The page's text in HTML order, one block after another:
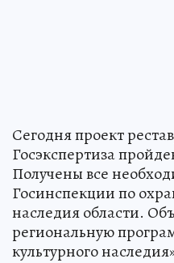
Сегодня проект
Госэкспертиза
Получены все
Госинспекции по
наследия области.
региональную
культурного